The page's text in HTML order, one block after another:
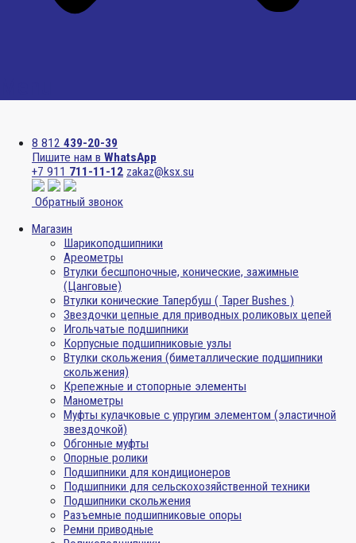
8 812 439-20-39
Пишите нам в WhatsApp
+7 911 711-11-12 zakaz@ksx.su
Обратный звонок
Магазин
Шарикоподшипники
Ареометры
Втулки бесшпоночные, конические, зажимные
(Цанговые)
Втулки конические Тапербуш ( Taper Bushes )
Звездочки цепные для приводных роликовых цепей
Игольчатые подшипники
Корпусные подшипниковые узлы
Втулки скольжения (биметаллические подшипники
скольжения)
Крепежные и стопорные элементы
Манометры
Муфты кулачковые с упругим элементом (эластичной
звездочкой)
Обгонные муфты
Опорные ролики
Подшипники для кондиционеров
Подшипники для сельскохозяйственной техники
Подшипники скольжения
Разъемные подшипниковые опоры
Ремни приводные